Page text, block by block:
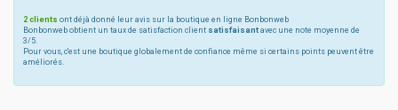
2 clients ont déjà donné leur avis sur la boutique en ligne Bonbonweb
Bonbonweb obtient un taux de satisfaction client satisfaisant avec une note moyenne de
3/5.
Pour vous, c'est une boutique globalement de confiance même si certains points peuvent être
améliorés.